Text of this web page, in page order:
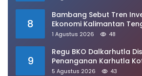
8
Bambang Sebut Tren
Ekonomi Kalimantan
1 Agustus 2026 48
9
Regu BKO Dalkarhutla
Penanganan Karhutla
5 Agustus 2026 43